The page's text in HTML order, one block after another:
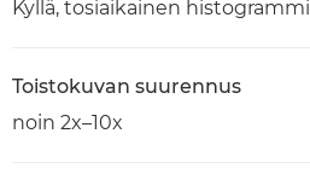
Kyllä, tosiaikainen histogrammi
Toistokuvan suurennus
noin 2x–10x